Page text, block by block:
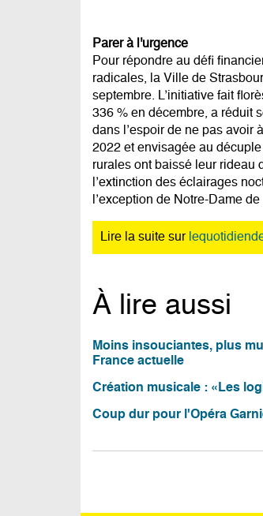
Parer à l'urgence
Pour répondre au défi
radicales, la Ville de
septembre. L’initiative fait
336 % en décembre, a réduit
dans l’espoir de ne pas avoir
2022 et envisagée au
rurales ont baissé leur rideau
l’extinction des éclairages
l’exception de Notre-Dame de
Lire la suite sur
À lire aussi
Moins insouciantes, plus
France actuelle
Création musicale : «Les
Coup dur pour l'Opéra